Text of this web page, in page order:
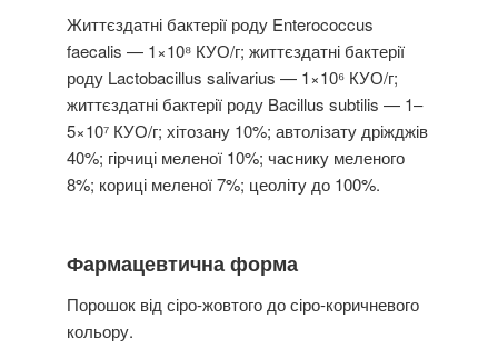
Життєздатні бактерії роду Enterococcus
faecalis — 1×10⁸ КУО/г; життєздатні бактерії
роду Lactobacillus salivarius — 1×10⁶ КУО/г;
життєздатні бактерії роду Bacillus subtilis — 1–
5×10⁷ КУО/г; хітозану 10%; автолізату дріжджів
40%; гірчиці меленої 10%; часнику меленого
8%; кориці меленої 7%; цеоліту до 100%.
Фармацевтична форма
Порошок від сіро-жовтого до сіро-коричневого
кольору.